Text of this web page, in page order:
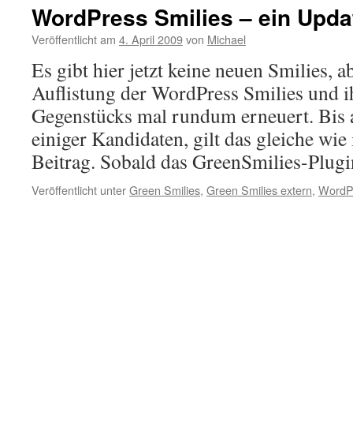
WordPress Smilies – ein
Veröffentlicht am 4. April 2009von Michael
Es gibt hier jetzt keine neuen Smilies,
Auflistung der WordPress Smilies und
Gegenstücks mal rundum erneuert. Bis
einiger Kandidaten, gilt das gleiche
Beitrag. Sobald das GreenSmilies-
Veröffentlicht unterGreen Smilies, Green Smilies extern,